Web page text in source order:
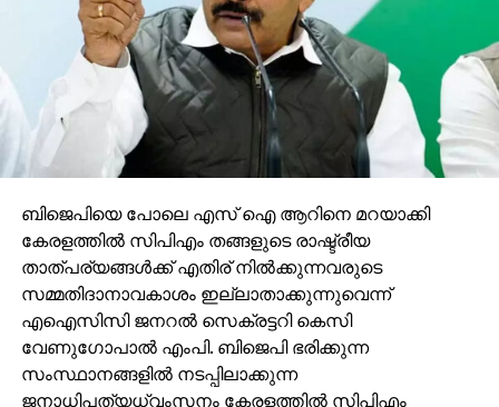
RELATED TOPICS:
UP NEXT
വിവാദങ്ങളില്ലാതെ, പക്വതയോടെ ട്രംപിന്റെ
വിജയ പ്രഭാഷണം
DON'T MISS
ബിജെപിയെ പോലെ എസ് ഐ ആറിനെ മറയാക്കി
കേരളത്തില്‍ സിപിഎം തങ്ങളുടെ രാഷ്ട്രീയ
താത്പര്യങ്ങള്‍ക്ക് എതിര് നില്‍ക്കുന്നവരുടെ
സമ്മതിദാനാവകാശം ഇല്ലാതാക്കുന്നുവെന്ന്
എഐസിസി ജനറല്‍ സെക്രട്ടറി കെസി
വേണുഗോപാല്‍ എംപി. ബിജെപി ഭരിക്കുന്ന
സംസ്ഥാനങ്ങളില്‍ നടപ്പിലാക്കുന്ന
ജനാധിപത്യധ്വംസനം കേരളത്തില്‍ സിപിഎം